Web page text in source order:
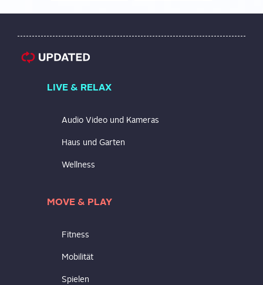
LIVE & RELAX
Audio Video und Kameras
Haus und Garten
Wellness
MOVE & PLAY
Fitness
Mobilität
Spielen